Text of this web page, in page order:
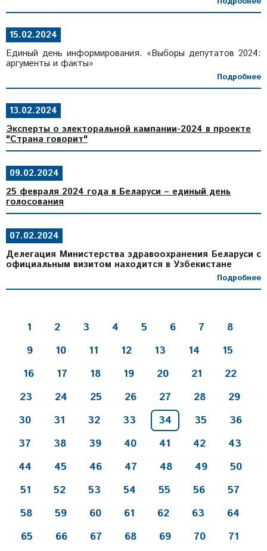
15.02.2024
Единый день информирования. «Выборы депутатов 2024:
аргументы и факты»
Подробнее
13.02.2024
Эксперты о электоральной кампании-2024 в проекте
"Страна говорит"
09.02.2024
25 февраля 2024 года в Беларуси – единый день
голосования
07.02.2024
Делегация Министерства здравоохранения Беларуси с
официальным визитом находится в Узбекистане
Подробнее
1 2 3 4 5 6 7
8
9
10 11 12 13 14
15
16
17 18 19 20 21
22
23
24 25 26 27 28
29
30
31 32 33 34 35
36
37
38 39 40 41 42
43
44
45 46 47 48 49
50
51
52 53 54 55 56
57
58
59 60 61 62 63
64
65
66 67 68 69 70
71